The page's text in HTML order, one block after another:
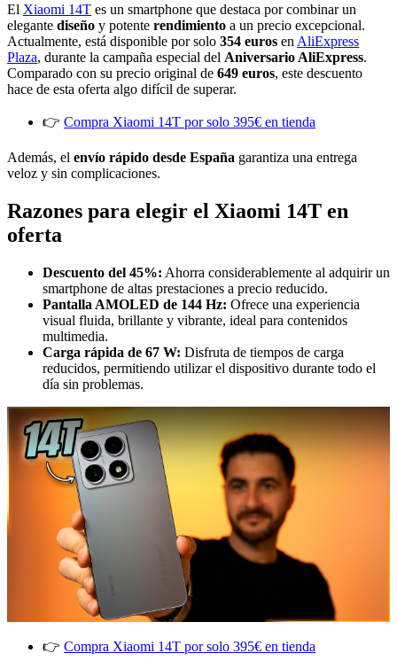
El Xiaomi 14T es un smartphone que destaca por combinar un
elegante diseño y potente rendimiento a un precio excepcional.
Actualmente, está disponible por solo 354 euros en AliExpress
Plaza, durante la campaña especial del Aniversario AliExpress.
Comparado con su precio original de 649 euros, este descuento
hace de esta oferta algo difícil de superar.
👉 Compra Xiaomi 14T por solo 395€ en tienda
Además, el envío rápido desde España garantiza una entrega
veloz y sin complicaciones.
Razones para elegir el Xiaomi 14T en
oferta
Descuento del 45%: Ahorra considerablemente al adquirir un
smartphone de altas prestaciones a precio reducido.
Pantalla AMOLED de 144 Hz: Ofrece una experiencia
visual fluida, brillante y vibrante, ideal para contenidos
multimedia.
Carga rápida de 67 W: Disfruta de tiempos de carga
reducidos, permitiendo utilizar el dispositivo durante todo el
día sin problemas.
👉 Compra Xiaomi 14T por solo 395€ en tienda